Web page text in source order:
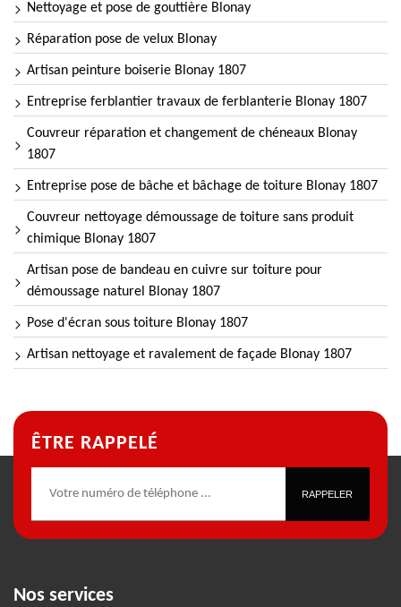
Nettoyage et pose de gouttière Blonay
Réparation pose de velux Blonay
Artisan peinture boiserie Blonay 1807
Entreprise ferblantier travaux de ferblanterie Blonay 1807
Couvreur réparation et changement de chéneaux Blonay
1807
Entreprise pose de bâche et bâchage de toiture Blonay 1807
Couvreur nettoyage démoussage de toiture sans produit
chimique Blonay 1807
Artisan pose de bandeau en cuivre sur toiture pour
démoussage naturel Blonay 1807
Pose d'écran sous toiture Blonay 1807
Artisan nettoyage et ravalement de façade Blonay 1807
ÊTRE RAPPELÉ
Nos services